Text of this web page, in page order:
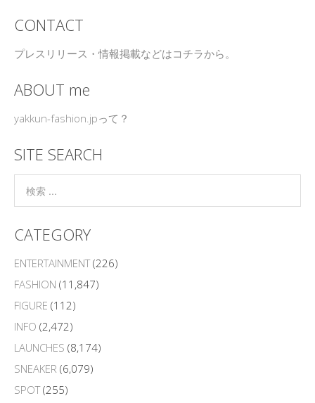
CONTACT
プレスリリース・情報掲載などはコチラから。
ABOUT me
yakkun-fashion.jpって？
SITE SEARCH
CATEGORY
ENTERTAINMENT(226)
FASHION (11,847)
FIGURE (112)
INFO (2,472)
LAUNCHES (8,174)
SNEAKER (6,079)
SPOT(255)